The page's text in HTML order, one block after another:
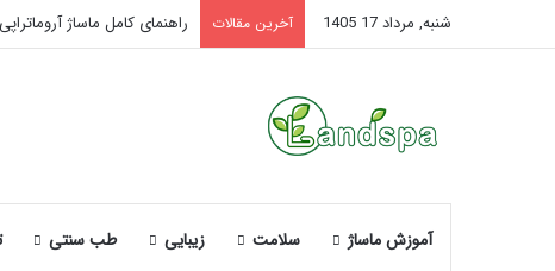
شنبه, مرداد 17 1405 آخرین مقالات راهنمای کامل ماساژ
آموزش ماساژ سلامت زیبایی طب سنتی